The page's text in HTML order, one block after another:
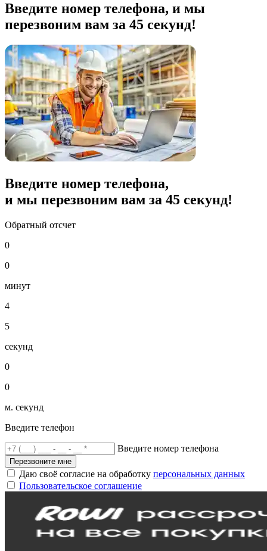
Введите номер телефона, и мы
перезвоним вам за 45 секунд!
Введите номер телефона,
и мы перезвоним вам за 45 секунд!
Обратный отсчет
0
0
минут
4
5
секунд
0
0
м. секунд
Введите телефон
Введите номер телефона
Перезвоните мне
Даю своё согласие на обработку персональных данных
Пользовательское соглашение